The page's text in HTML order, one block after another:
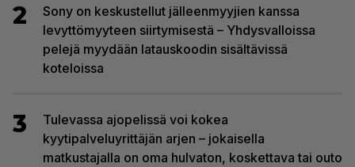
2
Sony on keskustellut jälleenmyyjien kanssa
levyttömyyteen siirtymisestä – Yhdysvalloissa
pelejä myydään latauskoodin sisältävissä
koteloissa
3
Tulevassa ajopelissä voi kokea
kyytipalveluyrittäjän arjen – jokaisella
matkustajalla on oma hulvaton, koskettava tai outo